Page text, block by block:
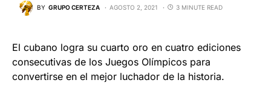
BY GRUPO CERTEZA AGOSTO 2, 2021 3 MINUTE READ
El cubano logra su cuarto oro en cuatro ediciones
consecutivas de los Juegos Olímpicos para
convertirse en el mejor luchador de la historia.